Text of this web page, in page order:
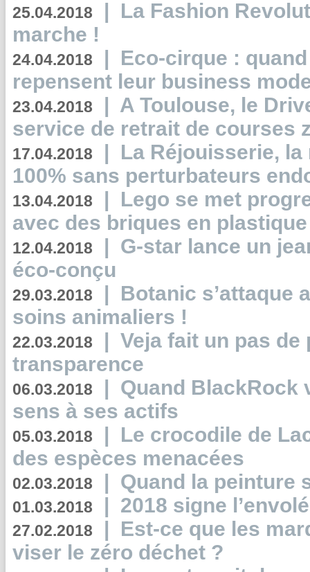
25.04.2018 | La Fashion
marche !
24.04.2018 | Eco-cirque :
repensent leur business
23.04.2018 | A Toulouse, le
service de retrait de courses
17.04.2018 | La Réjouisserie,
100% sans perturbateurs
13.04.2018 | Lego se met
avec des briques en
12.04.2018 | G-star lance un
éco-conçu
29.03.2018 | Botanic s’attaque
soins animaliers !
22.03.2018 | Veja fait un pas de
transparence
06.03.2018 | Quand BlackRock
sens à ses actifs
05.03.2018 | Le crocodile de
des espèces menacées
02.03.2018 | Quand la peinture
01.03.2018 | 2018 signe
27.02.2018 | Est-ce que les
viser le zéro déchet ?